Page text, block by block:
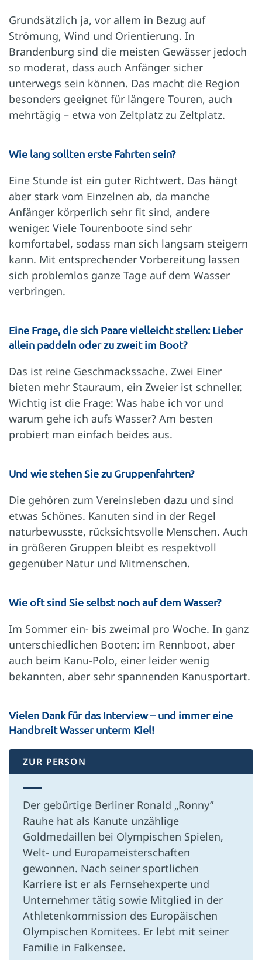
Grundsätzlich ja, vor allem in Bezug auf
Strömung, Wind und Orientierung. In
Brandenburg sind die meisten Gewässer jedoch
so moderat, dass auch Anfänger sicher
unterwegs sein können. Das macht die Region
besonders geeignet für längere Touren, auch
mehrtägig – etwa von Zeltplatz zu Zeltplatz.
Wie lang sollten erste Fahrten sein?
Eine Stunde ist ein guter Richtwert. Das hängt
aber stark vom Einzelnen ab, da manche
Anfänger körperlich sehr fit sind, andere
weniger. Viele Tourenboote sind sehr
komfortabel, sodass man sich langsam steigern
kann. Mit entsprechender Vorbereitung lassen
sich problemlos ganze Tage auf dem Wasser
verbringen.
Eine Frage, die sich Paare vielleicht stellen: Lieber
allein paddeln oder zu zweit im Boot?
Das ist reine Geschmackssache. Zwei Einer
bieten mehr Stauraum, ein Zweier ist schneller.
Wichtig ist die Frage: Was habe ich vor und
warum gehe ich aufs Wasser? Am besten
probiert man einfach beides aus.
Und wie stehen Sie zu Gruppenfahrten?
Die gehören zum Vereinsleben dazu und sind
etwas Schönes. Kanuten sind in der Regel
naturbewusste, rücksichtsvolle Menschen. Auch
in größeren Gruppen bleibt es respektvoll
gegenüber Natur und Mitmenschen.
Wie oft sind Sie selbst noch auf dem Wasser?
Im Sommer ein- bis zweimal pro Woche. In ganz
unterschiedlichen Booten: im Rennboot, aber
auch beim Kanu-Polo, einer leider wenig
bekannten, aber sehr spannenden Kanusportart.
Vielen Dank für das Interview – und immer eine
Handbreit Wasser unterm Kiel!
ZUR PERSON
Der gebürtige Berliner Ronald „Ronny”
Rauhe hat als Kanute unzählige
Goldmedaillen bei Olympischen Spielen,
Welt- und Europameisterschaften
gewonnen. Nach seiner sportlichen
Karriere ist er als Fernsehexperte und
Unternehmer tätig sowie Mitglied in der
Athletenkommission des Europäischen
Olympischen Komitees. Er lebt mit seiner
Familie in Falkensee.